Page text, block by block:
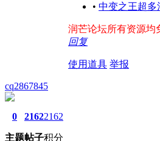
• 中变之王超多
润芒论坛所有资源均
回复
使用道具 举报
cq2867845
0
主题
2162
帖子
2162
积分